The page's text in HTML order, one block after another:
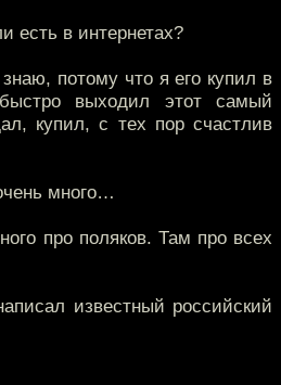
есть в интернетах?
потому что я его купил в
выходил этот самый
купил, с тех пор счастлив
много…
про поляков. Там про всех
известный российский